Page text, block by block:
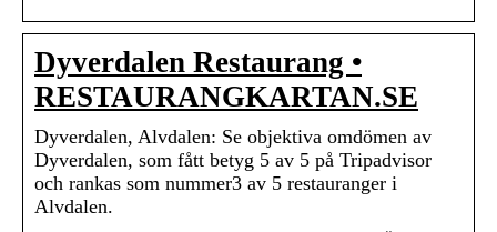
Dyverdalen Restaurang •
RESTAURANGKARTAN.SE
Dyverdalen, Alvdalen: Se objektiva omdömen av
Dyverdalen, som fått betyg 5 av 5 på Tripadvisor
och rankas som nummer3 av 5 restauranger i
Alvdalen.